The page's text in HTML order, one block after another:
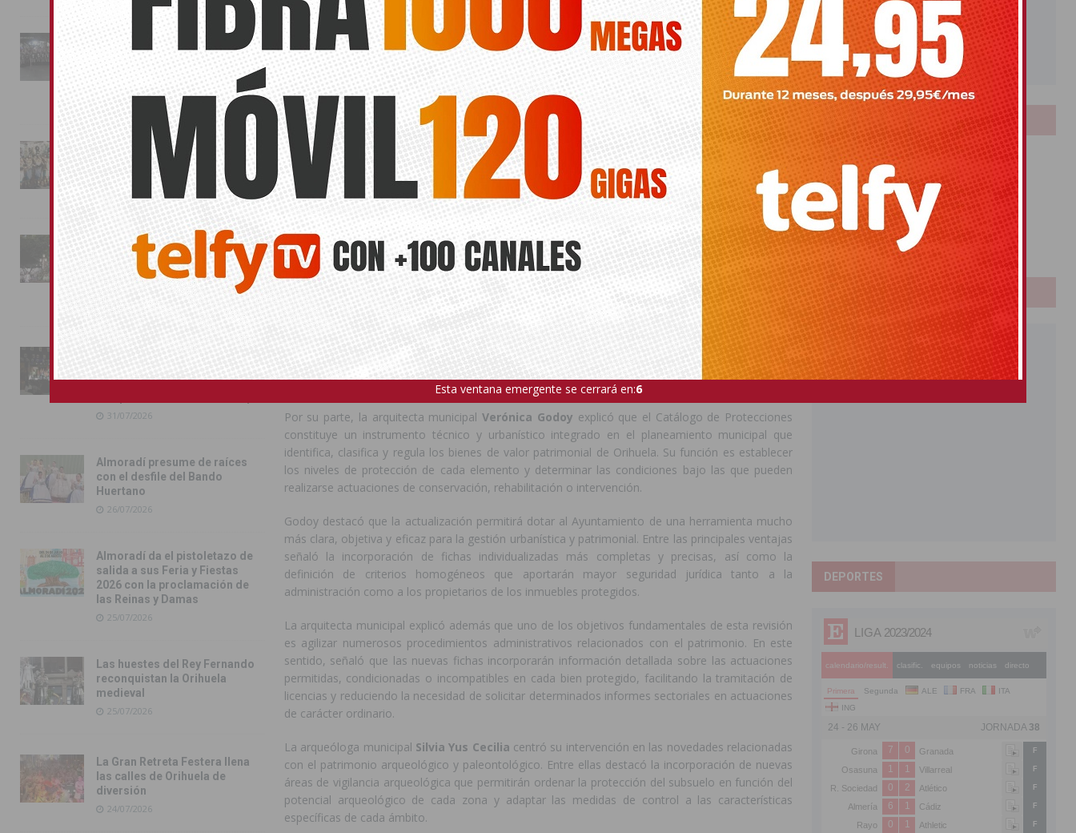
Ruiz explicó que la actualización incorpora numerosos elementos que hasta ahora no contaban
con una protección específica o adecuada. Entre ellos se encuentran escudos nobiliarios,
campanas históricas, aljibes, balsas de cáñamo, hornos de cal, yeseras, ermitas rurales, molinos
tradicionales y diversos elementos vinculados al sistema hidráulico histórico de la huerta oriolana.
Asimismo, destacó la importancia de incorporar bienes que ayudan a comprender la evolución
histórica del territorio, como las Norias Gemelas de ‘Moquita y Pando’, el azud y toma de acequia
de Almoradí o la toma de la acequia de Alquibla, elementos que forman parte de una compleja
red hidráulica que durante siglos ha modelado el paisaje agrícola de la Vega Baja y la propia
identidad de Orihuela.
El concejal puso también el acento en la incorporación de elementos relacionados con la
memoria histórica y el patrimonio bélico, incluyendo refugios, trincheras y otras estructuras
vinculadas a la Guerra Civil, así como diversos elementos asociados al Castillo de Orihuela que
han sido identificados y estudiados a partir de los trabajos desarrollados en el marco delPlan
Director del Castillo
Igualmente, destacó la protección de núcleos históricos tradicionales como San Isidro y sus
murales, así como de manifestaciones del patrimonio inmaterial profundamente arraigadas en la
ciudad, entre ellas la Procesión del Santo Entierro, entendiendo que la protección patrimonial
debe abarcar tanto los bienes materiales como aquellas expresiones culturales que forman parte
de la identidad colectiva del municipio.
Por su parte, la arquitecta municipal Verónica Godoy explicó que el Catálogo de Protecciones
constituye un instrumento técnico y urbanístico integrado en el planeamiento municipal que
identifica, clasifica y regula los bienes de valor patrimonial de Orihuela. Su función es establecer
los niveles de protección de cada elemento y determinar las condiciones bajo las que pueden
realizarse actuaciones de conservación, rehabilitación o intervención.
Godoy destacó que la actualización permitirá dotar al Ayuntamiento de una herramienta mucho
más clara, objetiva y eficaz para la gestión urbanística y patrimonial. Entre las principales ventajas
señaló la incorporación de fichas individualizadas más completas y precisas, así como la
definición de criterios homogéneos que aportarán mayor seguridad jurídica tanto a la
administración como a los propietarios de los inmuebles protegidos.
La arquitecta municipal explicó además que uno de los objetivos fundamentales de esta revisión
es agilizar numerosos procedimientos administrativos relacionados con el patrimonio. En este
sentido, señaló que las nuevas fichas incorporarán información detallada sobre las actuaciones
permitidas, condicionadas o incompatibles en cada bien protegido, facilitando la tramitación de
licencias y reduciendo la necesidad de solicitar determinados informes sectoriales en actuaciones
de carácter ordinario.
La arqueóloga municipal Silvia Yus Cecilia centró su intervención en las novedades relacionadas
con el patrimonio arqueológico y paleontológico. Entre ellas destacó la incorporación de nuevas
áreas de vigilancia arqueológica que permitirán ordenar la protección del subsuelo en función del
potencial arqueológico de cada zona y adaptar las medidas de control a las características
específicas de cada ámbito.
La Entrada Cristiana llena de
esplendor las calles de
Almoradí en una multitudinaria
jornada festera
02/08/2026
La magia de la Entrada Mora
conquista las calles de
Almoradí
01/08/2026
La fiesta se adueña de
Almoradí con la presentación
de los cargos festeros y la
toma del castillo
31/07/2026
Pilar de la Horadada
conmemora con emoción el
40º aniversario de su
31/07/2026
Almoradí presume de raíces
con el desfile del Bando
Huertano
26/07/2026
Almoradí da el pistoletazo de
salida a sus Feria y Fiestas
2026 con la proclamación de
las Reinas y Damas
25/07/2026
Las huestes del Rey Fernando
reconquistan la Orihuela
medieval
25/07/2026
La Gran Retreta Festera llena
las calles de Orihuela de
diversión
24/07/2026
LOTERIAS
Bonoloto
Primitiva
El Gordo
Euromillones
Loteria
Once
PUBLICIDAD
DEPORTES
Esta ventana emergente se cerrará en:5